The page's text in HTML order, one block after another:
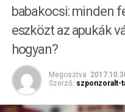
babakocsi: minden
eszközt az apukák
hogyan?
Megosztva
Szerző: szponzoralt-